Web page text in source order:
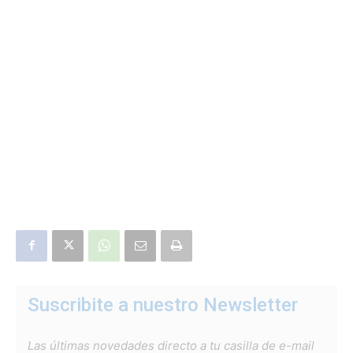
Suscribite a nuestro Newsletter
Las últimas novedades directo a tu casilla de e-mail